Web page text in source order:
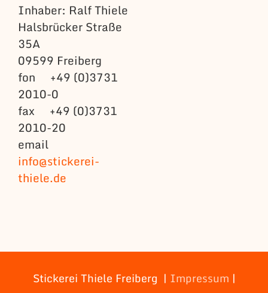
Inhaber: Ralf Thiele
Halsbrücker Straße
35A
09599 Freiberg
fon +49 (0)3731
2010-0
fax +49 (0)3731
2010-20
email
info@stickerei-
thiele.de
Stickerei Thiele Freiberg | Impressum |